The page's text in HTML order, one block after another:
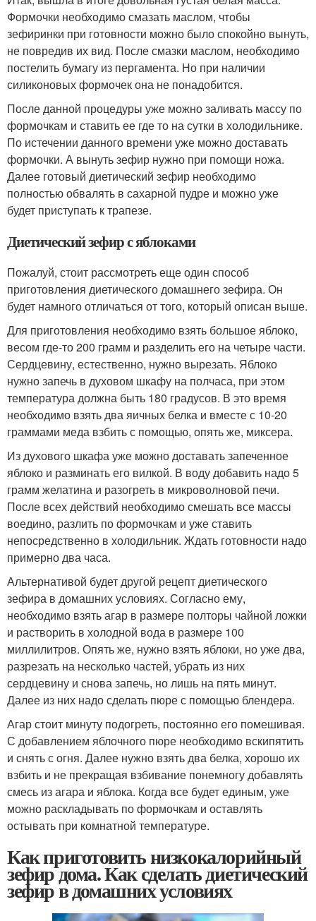
Формочки необходимо смазать маслом, чтобы
зефиринки при готовности можно было спокойно вынуть,
не повредив их вид. После смазки маслом, необходимо
постелить бумагу из пергамента. Но при наличии
силиконовых формочек она не понадобится.
После данной процедуры уже можно заливать массу по
формочкам и ставить ее где то на сутки в холодильнике.
По истечении данного времени уже можно доставать
формочки. А вынуть зефир нужно при помощи ножа.
Далее готовый диетический зефир необходимо
полностью обвалять в сахарной пудре и можно уже
будет приступать к трапезе.
Диетический зефир с яблоками
Пожалуй, стоит рассмотреть еще один способ
приготовления диетического домашнего зефира. Он
будет намного отличаться от того, который описан выше.
Для приготовления необходимо взять большое яблоко,
весом где-то 200 грамм и разделить его на четыре части.
Сердцевину, естественно, нужно вырезать. Яблоко
нужно запечь в духовом шкафу на полчаса, при этом
температура должна быть 180 градусов. В это время
необходимо взять два яичных белка и вместе с 10-20
граммами меда взбить с помощью, опять же, миксера.
Из духового шкафа уже можно доставать запеченное
яблоко и разминать его вилкой. В воду добавить надо 5
грамм желатина и разогреть в микроволновой печи.
После всех действий необходимо смешать все массы
воедино, разлить по формочкам и уже ставить
непосредственно в холодильник. Ждать готовности надо
примерно два часа.
Альтернативой будет другой рецепт диетического
зефира в домашних условиях. Согласно ему,
необходимо взять агар в размере полторы чайной ложки
и растворить в холодной вода в размере 100
миллилитров. Опять же, нужно взять яблоки, но уже два,
разрезать на несколько частей, убрать из них
сердцевину и снова запечь, но лишь на пять минут.
Далее из них надо сделать пюре с помощью блендера.
Агар стоит минуту подогреть, постоянно его помешивая.
С добавлением яблочного пюре необходимо вскипятить
и снять с огня. Далее нужно взять два белка, хорошо их
взбить и не прекращая взбивание понемногу добавлять
смесь из агара и яблока. Когда все будет единым, уже
можно раскладывать по формочкам и оставлять
остывать при комнатной температуре.
Как приготовить низкокалорийный
зефир дома. Как сделать диетический
зефир в домашних условиях